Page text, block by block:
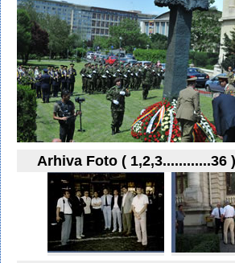
Arhiva Foto ( 1,2,3............36 )